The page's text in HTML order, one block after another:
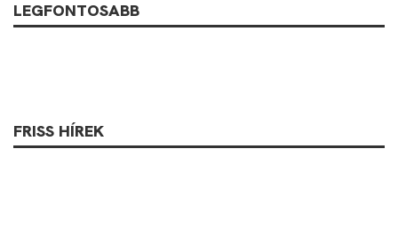
LEGFONTOSABB
FRISS HÍREK